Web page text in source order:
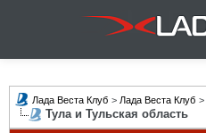
Лада Веста Клуб > Лада Веста Клуб >
Тула и Тульская область